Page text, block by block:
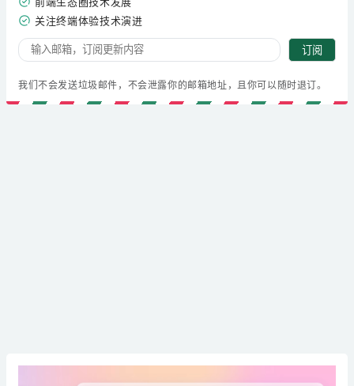
关注终端体验技术演进
订阅
我们不会发送垃圾邮件，不会泄露你的邮箱地址，且你可以随时退订。